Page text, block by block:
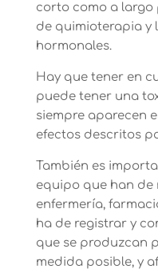
corto como a largo
de quimioterapia y
hormonales.
Hay que tener en
puede tener una
siempre aparecen
efectos descritos
También es
equipo que han de
enfermería,
ha de registrar y
que se produzcan
medida posible, y